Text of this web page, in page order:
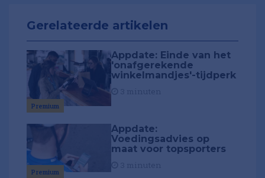
Gerelateerde artikelen
Premium
Appdate: Einde van het
'onafgerekende
winkelmandjes'-tijdperk
Premium
Appdate:
Voedingsadvies op
maat voor topsporters